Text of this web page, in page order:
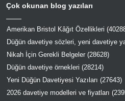
Çok okunan blog yazıları
Amerikan Bristol Kâğıt Özellikleri
Düğün davetiye sözleri, yeni davetiye
Nikah İçin Gerekli Belgeler (28628)
Düğün davetiye örnekleri (28214)
Yeni Düğün Davetiyesi Yazıları (27643)
2026 davetiye modelleri ve fiyatları